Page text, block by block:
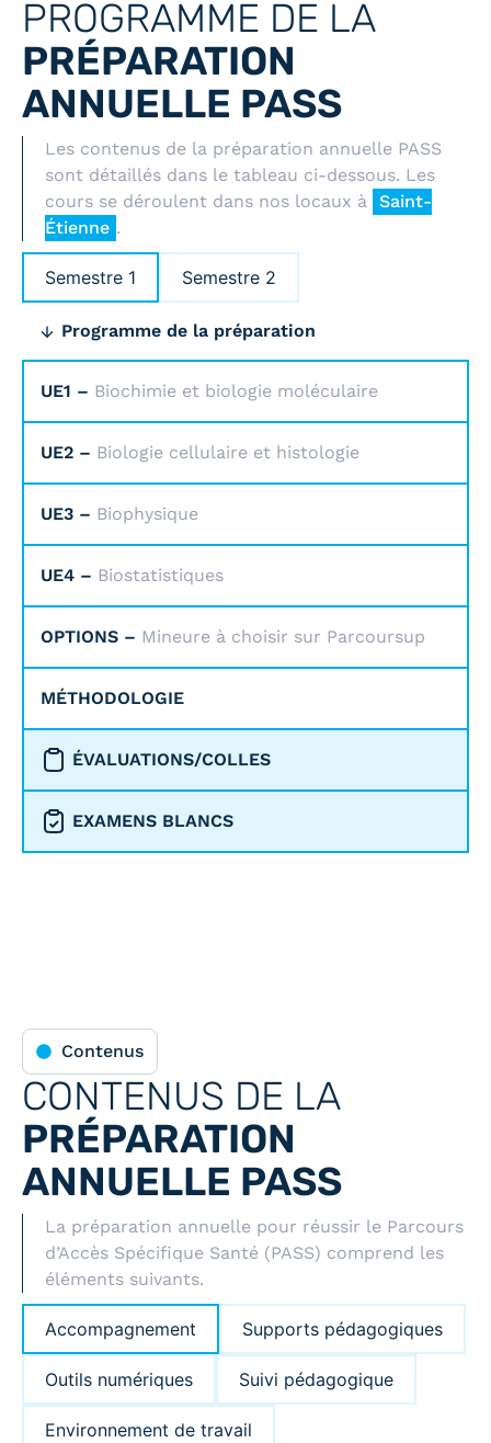
PROGRAMME DE LA
PRÉPARATION
ANNUELLE PASS
Les contenus de la préparation annuelle PASS
sont détaillés dans le tableau ci-dessous. Les
cours se déroulent dans nos locaux à Saint-
Étienne .
Semestre 1 Semestre 2
Programme de la préparation
UE1 – Biochimie et biologie moléculaire
UE2 – Biologie cellulaire et histologie
UE3 – Biophysique
UE4 – Biostatistiques
OPTIONS – Mineure à choisir sur Parcoursup
MÉTHODOLOGIE
ÉVALUATIONS/COLLES
EXAMENS BLANCS
Contenus
CONTENUS DE LA
PRÉPARATION
ANNUELLE PASS
La préparation annuelle pour réussir le Parcours
d’Accès Spécifique Santé (PASS) comprend les
éléments suivants.
Accompagnement Supports pédagogiques
Outils numériques Suivi pédagogique
Environnement de travail